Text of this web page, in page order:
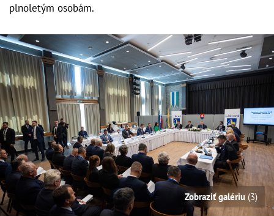
plnoletým osobám.
Zobraziť galériu (3)